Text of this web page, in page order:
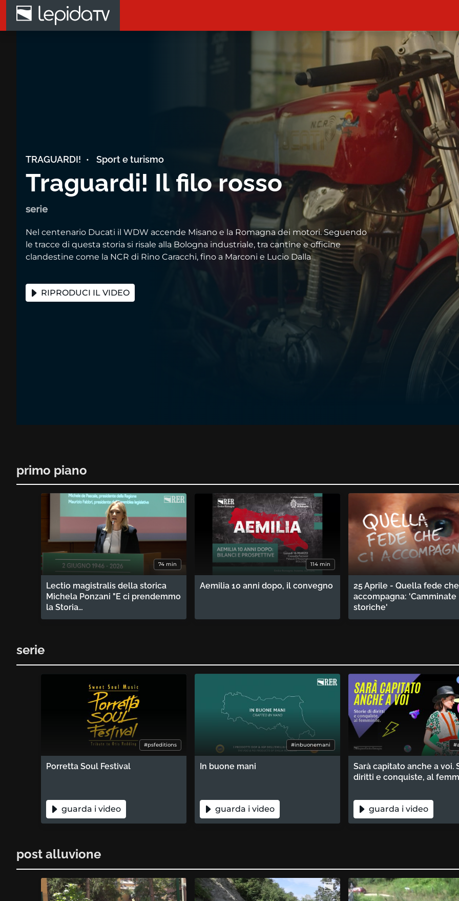
Salta al contenuto principale
TRAGUARDI! Sport e turismo
Traguardi! Il filo rosso
serie
Nel centenario Ducati il WDW accende Misano e la Romagna dei motori. Seguendo
le tracce di questa storia si risale alla Bologna industriale, tra cantine e officine
clandestine come la NCR di Rino Caracchi, fino a Marconi e Lucio Dalla
RIPRODUCI IL VIDEO
primo piano
74 min
Lectio magistralis della storica
Michela Ponzani "E ci prendemmo
la Storia…
114 min
Aemilia 10 anni dopo, il convegno
25 Aprile - Quella fede
accompagna: 'Camminate
storiche'
serie
#psfeditions
Porretta Soul Festival
guarda i video
#inbuonemani
In buone mani
guarda i video
Sarà capitato anche a voi.
diritti e conquiste, al
guarda i video
post alluvione